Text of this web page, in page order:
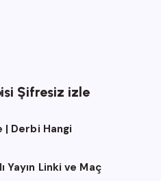
Şifresiz izle
| Derbi Hangi
Linki ve Maç